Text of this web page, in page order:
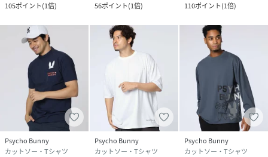
105ポイント(1倍)
56ポイント(1倍)
110ポイント(1倍)
Psycho Bunny
カットソー・Tシャツ
Psycho Bunny
カットソー・Tシャツ
Psycho Bunny
カットソー・Tシャツ